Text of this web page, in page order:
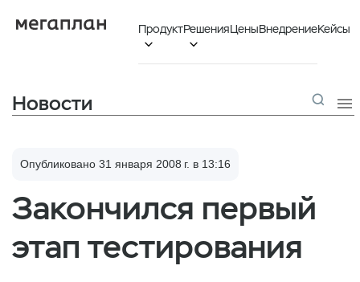
Продукт

Решения

ЦеныВнедрениеКейсы
Новости 
Опубликовано 31 января 2008 г. в 13:16
Закончился первый
этап тестирования